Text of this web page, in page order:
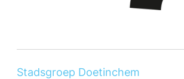
Stadsgroep Doetinchem